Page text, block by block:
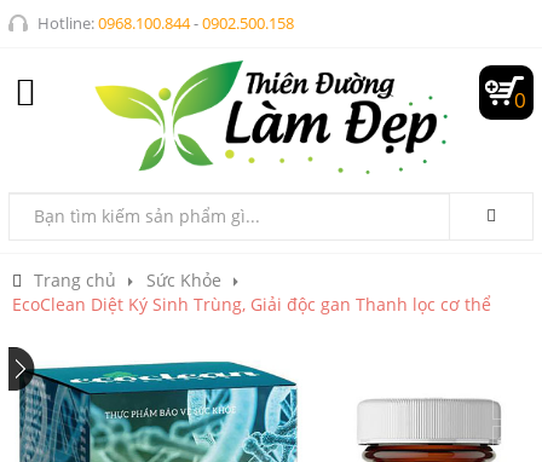
Hotline:0968.100.844-0902.500.158
0
Trang chủ
Sức Khỏe
EcoClean Diệt Ký Sinh Trùng, Giải độc gan Thanh lọc cơ thể